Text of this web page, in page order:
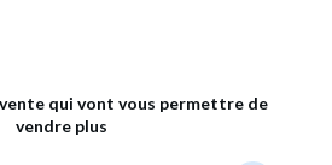
qui vont vous permettre de
vendre plus